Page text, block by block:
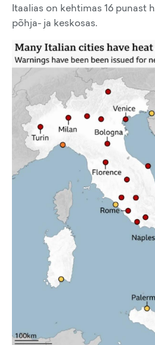
Itaalias on kehtimas 16 punast
põhja- ja keskosas.